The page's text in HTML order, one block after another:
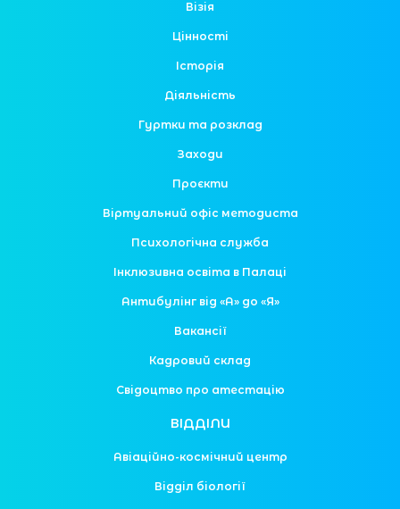
Візія
Цінності
Історія
Діяльність
Гуртки та розклад
Заходи
Проєкти
Віртуальний офіс методиста
Психологічна служба
Інклюзивна освіта в Палаці
Антибулінг від «А» до «Я»
Вакансії
Кадровий склад
Свідоцтво про атестацію
ВІДДІЛИ
Авіаційно-космічний центр
Відділ біології